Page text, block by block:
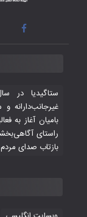
غیرجانب‌دارانه
بامیان آغاز به
راستای
بازتاب صدای